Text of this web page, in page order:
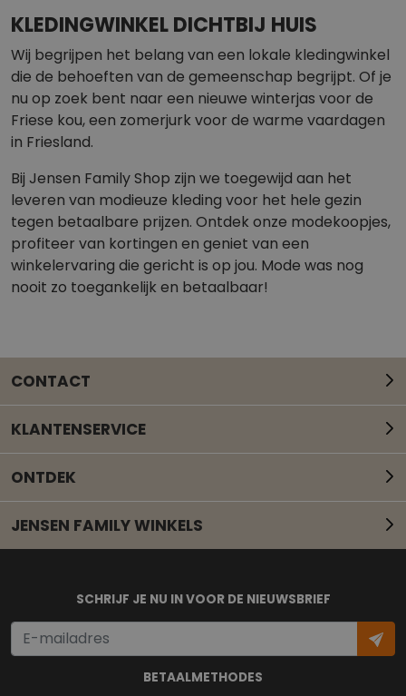
KLEDINGWINKEL DICHTBIJ HUIS
Wij begrijpen het belang van een lokale kledingwinkel
die de behoeften van de gemeenschap begrijpt. Of je
nu op zoek bent naar een nieuwe winterjas voor de
Friese kou, een zomerjurk voor de warme vaardagen
in Friesland.
Bij Jensen Family Shop zijn we toegewijd aan het
leveren van modieuze kleding voor het hele gezin
tegen betaalbare prijzen. Ontdek onze modekoopjes,
profiteer van kortingen en geniet van een
winkelervaring die gericht is op jou. Mode was nog
nooit zo toegankelijk en betaalbaar!
CONTACT
Mail onze klantenservice
KLANTENSERVICE
ONTDEK
JENSEN FAMILY WINKELS
BETAALMETHODES
SCHRIJF JE NU IN VOOR DE NIEUWSBRIEF